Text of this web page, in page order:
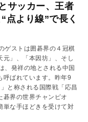
サッカー、王者
点より線”で長く
ゲストは囲碁界の４冠棋
」、「本因坊」、そし
、発祥の地とされる中国
呼ばれています。昨年9
と称される国際戦「応昌
碁界の世界チャンピオ
単な手ほどきを受けて対